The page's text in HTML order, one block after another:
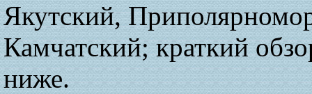
Якутский,
Камчатский; краткий
ниже.